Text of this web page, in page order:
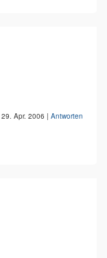
29. Apr. 2006 | Antworten